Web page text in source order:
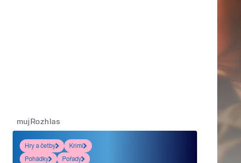
mujRozhlas
Hry a četby
Krimi
Pohádky
Pořady